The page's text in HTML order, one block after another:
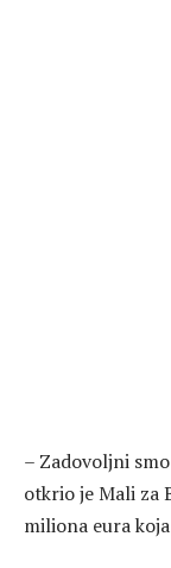
– Zadovoljni
otkrio je Mali za
miliona eura